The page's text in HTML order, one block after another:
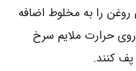
روغن را به مخلوط اضافه
حرارت ملایم سرخ
کنند.